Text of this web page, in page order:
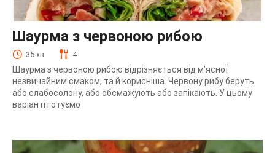
Шаурма з червоною рибою
35 хв 4
Шаурма з червоною рибою відрізняється від м’ясної
незвичайним смаком, та й корисніша. Червону рибу беруть
або слабосолону, або обсмажують або запікають. У цьому
варіанті готуємо